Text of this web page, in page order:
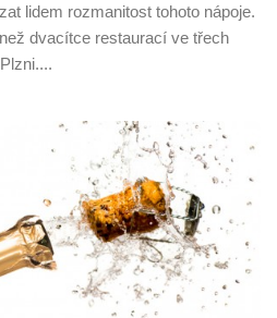
lidem rozmanitost tohoto nápoje.
dvacítce restaurací ve třech